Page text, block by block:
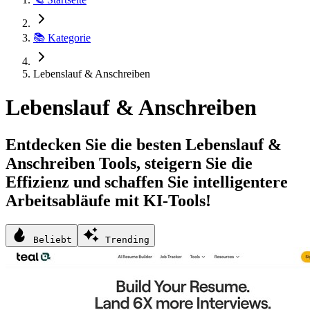
📚 Kategorie
Lebenslauf & Anschreiben
Lebenslauf & Anschreiben
Entdecken Sie die besten Lebenslauf &
Anschreiben Tools, steigern Sie die
Effizienz und schaffen Sie intelligentere
Arbeitsabläufe mit KI-Tools!
Beliebt Trending